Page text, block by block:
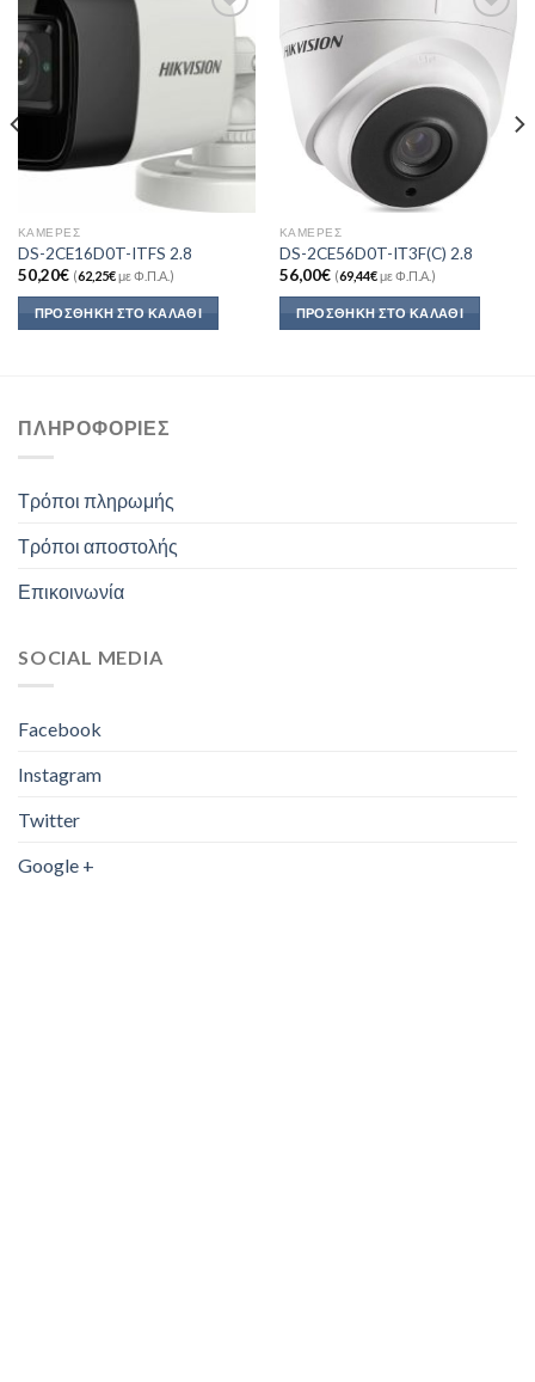
Add to
Wishlist
ΚΆΜΕΡΕΣ
DS-2CE16D0T-ITFS 2.8
50,20€ (62,25€με Φ.Π.Α.)
ΠΡΟΣΘΉΚΗ ΣΤΟ ΚΑΛΆΘΙ
Wishlist
ΚΆΜΕΡΕΣ
DS-2CE56D0T-IΤ3F(C) 2.8
56,00€ (69,44€με Φ.Π.Α.)
ΠΡΟΣΘΉΚΗ ΣΤΟ ΚΑΛΆΘΙ
ΠΛΗΡΟΦΟΡΊΕΣ
Τρόποι πληρωμής
Τρόποι αποστολής
Επικοινωνία
SOCIAL MEDIA
Facebook
Instagram
Twitter
Google +